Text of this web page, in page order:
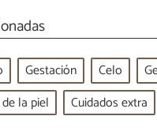
Gestación Celo
la piel
Cuidados extra